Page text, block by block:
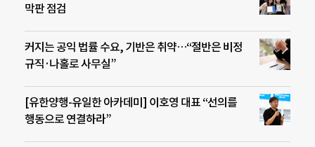
막판 점검
커지는 공익 법률 수요, 기반은 취약…“절반은 비정
규직·나홀로 사무실”
[유한양행-유일한 아카데미] 이호영 대표 “선의를
행동으로 연결하라”